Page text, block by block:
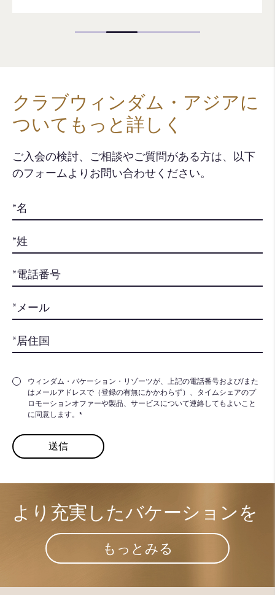
クラブウィンダム・アジアに
ついてもっと詳しく
ご入会の検討、ご相談やご質問がある方は、以下
のフォームよりお問い合わせください。​
ウィンダム・バケーション・リゾーツが、上記の電話番号および/また
はメールアドレスで（登録の有無にかかわらず）、タイムシェアのプ
ロモーションオファーや製品、サービスについて連絡してもよいこと
に同意します。*
より充実した​バケーションを
もっとみる